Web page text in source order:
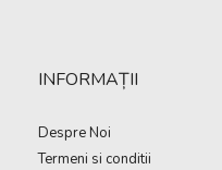
INFORMAȚII
Despre Noi
Termeni si conditii